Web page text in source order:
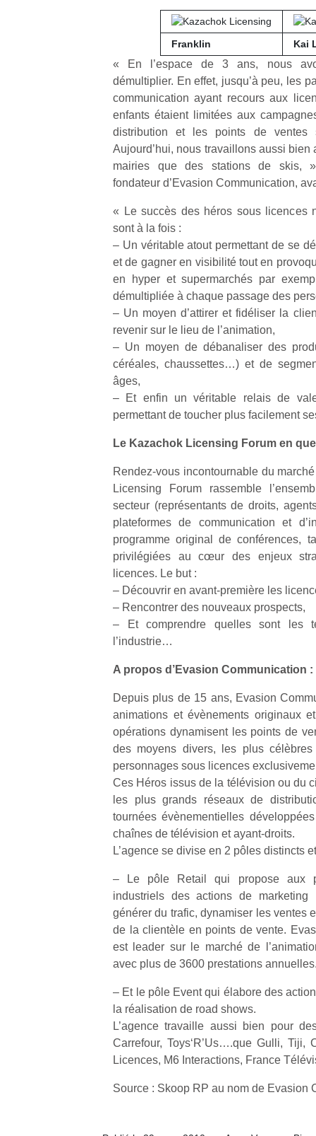
Franklin Kai
« En l’espace de 3 ans, nous
démultiplier. En effet, jusqu’à peu, les
communication ayant recours aux
enfants étaient limitées aux
distribution et les points de ventes
Aujourd’hui, nous travaillons aussi
mairies que des stations de skis,
fondateur d’Evasion Communication,
« Le succès des héros sous licences
sont à la fois :
– Un véritable atout permettant de se
et de gagner en visibilité tout en
en hyper et supermarchés par
démultipliée à chaque passage des
– Un moyen d’attirer et fidéliser la
revenir sur le lieu de l’animation,
– Un moyen de débanaliser des
céréales, chaussettes…) et de
âges,
– Et enfin un véritable relais de
permettant de toucher plus facilement
Le Kazachok Licensing Forum en
Rendez-vous incontournable du
Licensing Forum rassemble
secteur (représentants de droits,
plateformes de communication et
programme original de conférences,
privilégiées au cœur des enjeux
licences. Le but :
– Découvrir en avant-première les
– Rencontrer des nouveaux prospects,
– Et comprendre quelles sont les
l’industrie…
A propos d’Evasion Communication :
Depuis plus de 15 ans, Evasion
animations et évènements originaux
opérations dynamisent les points de
des moyens divers, les plus célèbres
personnages sous licences
Ces Héros issus de la télévision ou du
les plus grands réseaux de
tournées évènementielles
chaînes de télévision et ayant-droits.
L’agence se divise en 2 pôles distincts
– Le pôle Retail qui propose aux
industriels des actions de marketing
générer du trafic, dynamiser les ventes
de la clientèle en points de vente.
est leader sur le marché de
avec plus de 3600 prestations
– Et le pôle Event qui élabore des
la réalisation de road shows.
L’agence travaille aussi bien pour
Carrefour, Toys‘R’Us….que Gulli, Tiji,
Licences, M6 Interactions, France
Source : Skoop RP au nom de Evasion
…
NextGen,
une
nouvelle
mécanique
Beeper
Les
enfants
débordent
d’énergie.
Varier les
occupations
n’est pas
toujours
simple.
Conjuguer
activité
Des
trampolines
pour les
les petits !
Durant les
vacances
estivales
et avec le
retour des
beaux
l’occasion
rêvée
pour les
enfants
de…
de